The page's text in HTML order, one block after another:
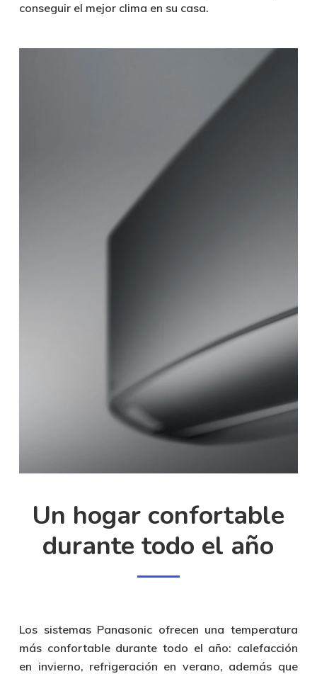
conseguir el mejor clima en su casa.
Un hogar confortable
durante todo el año
Los sistemas Panasonic ofrecen una temperatura
más confortable durante todo el año: calefacción
en invierno, refrigeración en verano, además que